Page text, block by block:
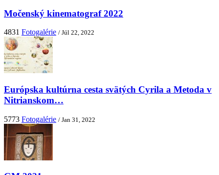
Močenský kinematograf 2022
4831 Fotogalérie / Júl 22, 2022
Európska kultúrna cesta svätých Cyrila a Metoda v
Nitrianskom…
5773 Fotogalérie / Jan 31, 2022